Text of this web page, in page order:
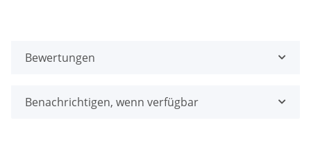
Bewertungen
Benachrichtigen, wenn verfügbar